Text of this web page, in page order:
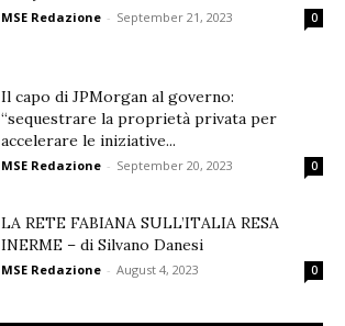
MSE Redazione - September 21, 2023 0
Il capo di JPMorgan al governo:
“sequestrare la proprietà privata per
accelerare le iniziative...
MSE Redazione - September 20, 2023 0
LA RETE FABIANA SULL’ITALIA RESA
INERME – di Silvano Danesi
MSE Redazione - August 4, 2023 0